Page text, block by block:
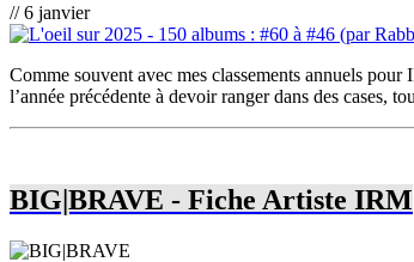
// 6 janvier
Comme souvent avec mes classements annuels
l’année précédente à devoir ranger dans des cases,
BIG|BRAVE - Fiche Artiste IRM